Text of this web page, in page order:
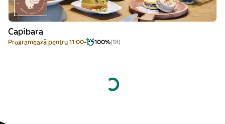
Capibara
Programează pentru 11:00 100%(18)